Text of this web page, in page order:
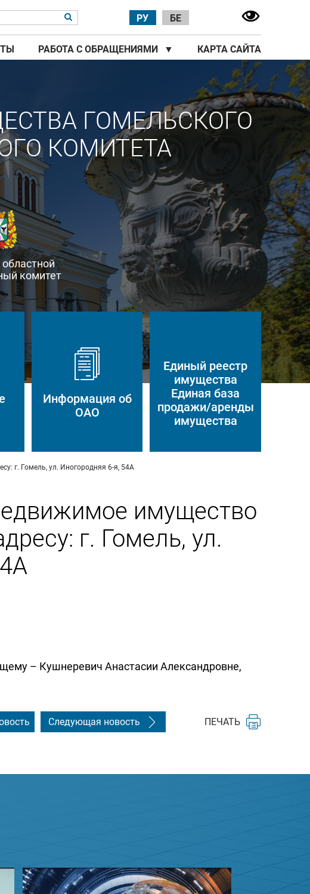
РУ БЕ
РАБОТА С ОБРАЩЕНИЯМИ ▼ КАРТА САЙТА
ГОМЕЛЬСКОГО
КОМИТЕТА
комитет
Информация об
ОАО
Единый реестр
имущества
Единая база
продажи/аренды
имущества
г. Гомель, ул. Иногородняя 6-я, 54А
имущество
г. Гомель, ул.
– Кушнеревич Анастасии Александровне,
Следующая новость ПЕЧАТЬ